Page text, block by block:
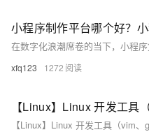
小程序制作平台哪个好？
xfq123 1272